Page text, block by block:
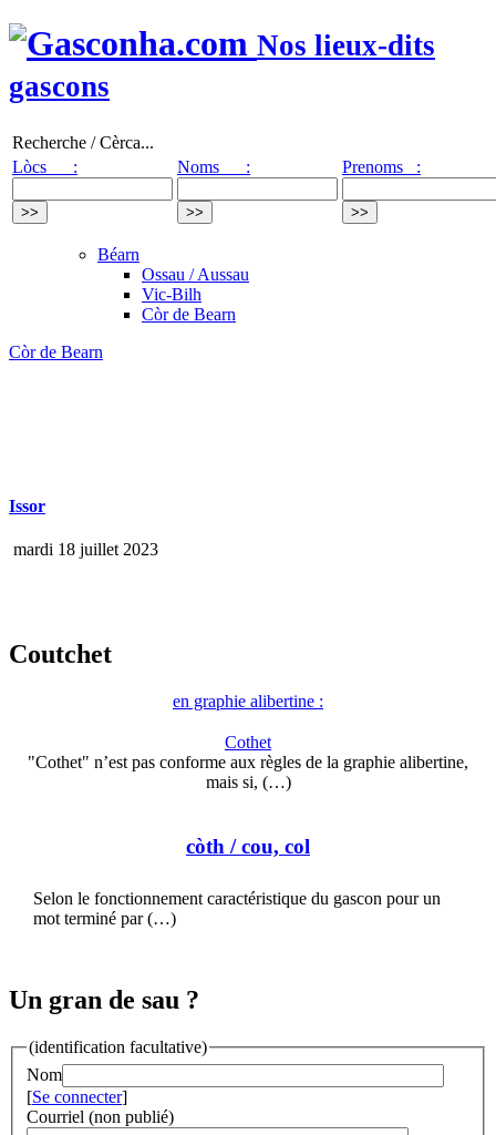
Nos lieux-dits
gascons
Recherche / Cèrca...
Lòcs :
Noms : Prenoms :
Béarn
Ossau / Aussau
Vic-Bilh
Còr de Bearn
Còr de Bearn
Issor
mardi 18 juillet 2023
Coutchet
en graphie alibertine :
Cothet
"Cothet" n’est pas conforme aux règles de la graphie alibertine,
mais si, (…)
còth / cou, col
Selon le fonctionnement caractéristique du gascon pour un
mot terminé par (…)
Un gran de sau ?
(identification facultative)
Nom
[Se connecter]
Courriel (non publié)